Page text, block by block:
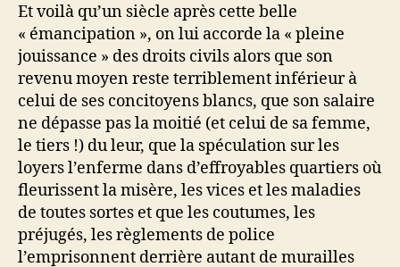
Et voilà qu’un siècle après cette belle
« émancipation », on lui accorde la « pleine
jouissance » des droits civils alors que son
revenu moyen reste terriblement inférieur à
celui de ses concitoyens blancs, que son salaire
ne dépasse pas la moitié (et celui de sa femme,
le tiers !) du leur, que la spéculation sur les
loyers l’enferme dans d’effroyables quartiers où
fleurissent la misère, les vices et les maladies
de toutes sortes et que les coutumes, les
préjugés, les règlements de police
l’emprisonnent derrière autant de murailles